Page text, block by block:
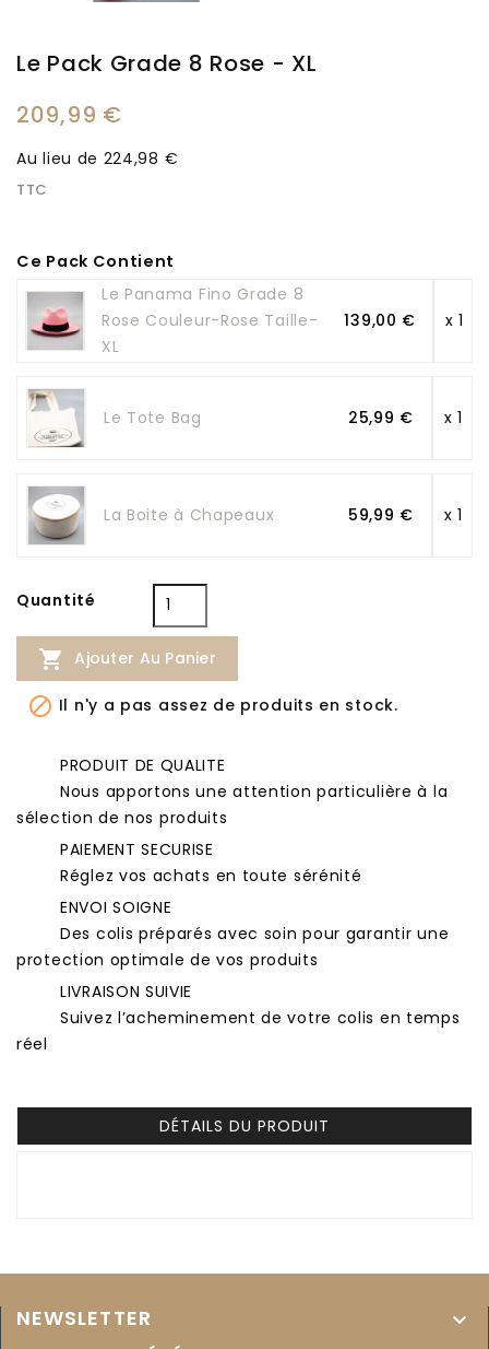
Le Pack Grade 8 Rose - XL
209,99 €
Au lieu de 224,98 €
TTC
Ce Pack Contient
Le Panama Fino Grade 8
Rose Couleur-Rose Taille-
XL
139,00 € x 1
Le Tote Bag 25,99 € x 1
La Boite à Chapeaux 59,99 € x 1
Quantité
 Ajouter Au Panier
 Il n'y a pas assez de produits en stock.
PRODUIT DE QUALITE
Nous apportons une attention particulière à la
sélection de nos produits
PAIEMENT SECURISE
Réglez vos achats en toute sérénité
ENVOI SOIGNE
Des colis préparés avec soin pour garantir une
protection optimale de vos produits
LIVRAISON SUIVIE
Suivez l’acheminement de votre colis en temps
réel
DÉTAILS DU PRODUIT
NEWSLETTER 